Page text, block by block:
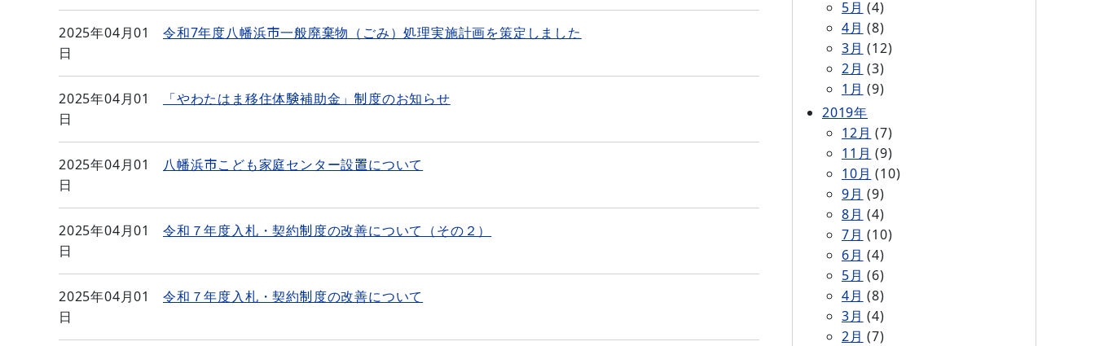
2025年04月01
日
令和7年度八幡浜市一般廃棄物（ごみ）処理実施計画を策定しました
2025年04月01
日
「やわたはま移住体験補助金」制度のお知らせ
2025年04月01
日
八幡浜市こども家庭センター設置について
2025年04月01
日
令和７年度入札・契約制度の改善について（その２）
2025年04月01
日
令和７年度入札・契約制度の改善について
5月 (4)
4月 (8)
3月 (12)
2月 (3)
1月 (9)
2019年
12月 (7)
11月 (9)
10月 (10)
9月 (9)
8月 (4)
7月 (10)
6月 (4)
5月 (6)
4月 (8)
3月 (4)
2月 (7)